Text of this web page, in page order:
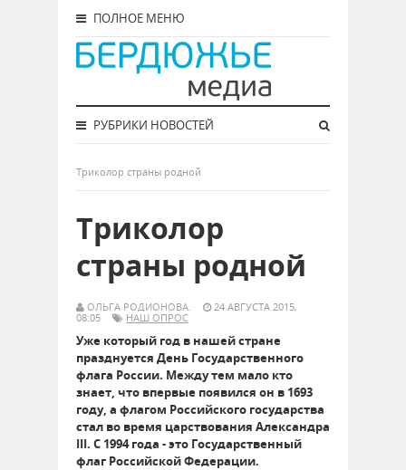
ПОЛНОЕ МЕНЮ
РУБРИКИ НОВОСТЕЙ
Триколор страны родной
Триколор
страны родной
ОЛЬГА РОДИОНОВА.
24 АВГУСТА 2015,
08:05
НАШ ОПРОС
Уже который год в нашей стране
празднуется День Государственного
флага России. Между тем мало кто
знает, что впервые появился он в 1693
году, а флагом Российского государства
стал во время царствования Александра
III. С 1994 года - это Государственный
флаг Российской Федерации.